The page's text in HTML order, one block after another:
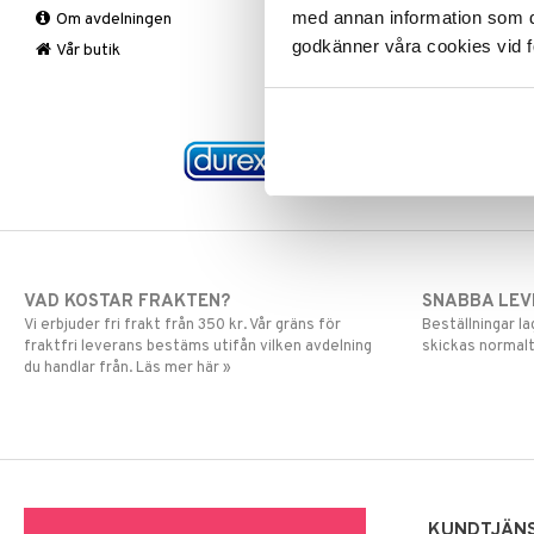
med annan information som
godkänner våra cookies vid
Stödstrumpor
Knästrumpa
Vad
Rygg & Nacke
Smärtstillande
Kalcium
Krom
Om avdelningen
Vår butik
VAD KOSTAR FRAKTEN?
Vi erbjuder fri frakt från 350 kr. Vår gräns för
fraktfri leverans bestäms utifån vilken avdelning
du handlar från. Läs mer här »
SNABBA
Beställningar
skickas